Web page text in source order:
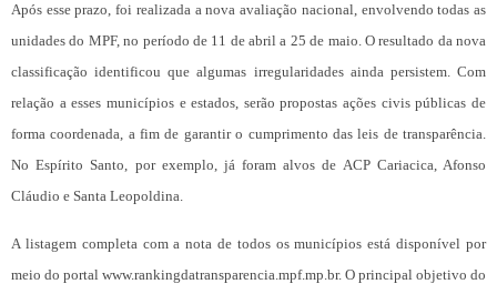
Após esse prazo, foi realizada a nova avaliação nacional, envolvendo todas as
unidades do MPF, no período de 11 de abril a 25 de maio. O resultado da nova
classificação identificou que algumas irregularidades ainda persistem. Com
relação a esses municípios e estados, serão propostas ações civis públicas de
forma coordenada, a fim de garantir o cumprimento das leis de transparência.
No Espírito Santo, por exemplo, já foram alvos de ACP Cariacica, Afonso
Cláudio e Santa Leopoldina.
A listagem completa com a nota de todos os municípios está disponível por
meio do portal www.rankingdatransparencia.mpf.mp.br. O principal objetivo do